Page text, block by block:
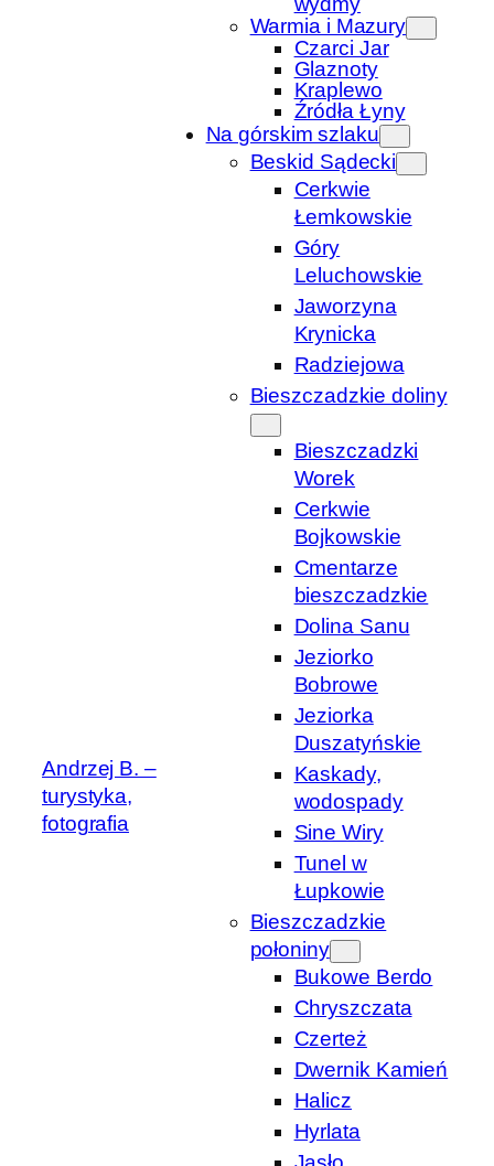
Andrzej B. –
turystyka,
fotografia
Warmia i Mazury
Czarci Jar
Glaznoty
Kraplewo
Źródła Łyny
Na górskim szlaku
Beskid Sądecki
Cerkwie
Łemkowskie
Góry
Leluchowskie
Jaworzyna
Krynicka
Radziejowa
Bieszczadzkie doliny
Bieszczadzki
Worek
Cerkwie
Bojkowskie
Cmentarze
bieszczadzkie
Dolina Sanu
Jeziorko
Bobrowe
Jeziorka
Duszatyńskie
Kaskady,
wodospady
Sine Wiry
Tunel w
Łupkowie
Bieszczadzkie
połoniny
Bukowe Berdo
Chryszczata
Czerteż
Dwernik Kamień
Halicz
Hyrlata